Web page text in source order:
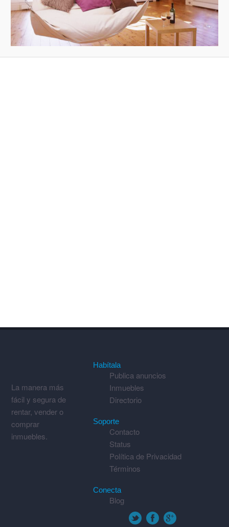
La manera más
fácil y segura de
rentar, vender o
comprar
inmuebles.
Habítala
Publica anuncios
Inmuebles
Directorio
Soporte
Contacto
Status
Política de Privacidad
Términos
Conecta
Blog